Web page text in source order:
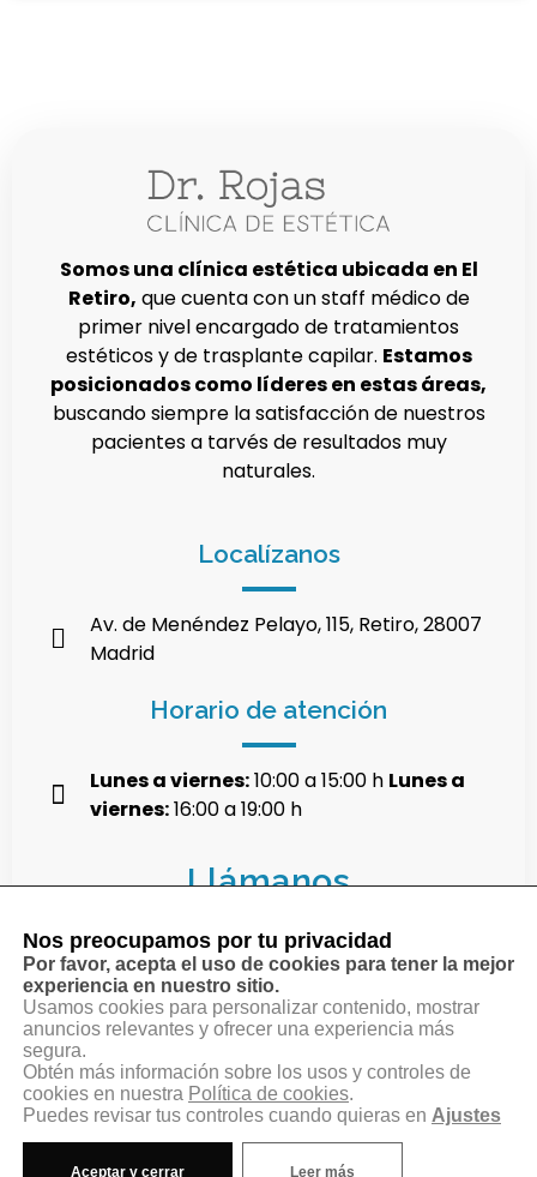
Somos una clínica estética ubicada en El
Retiro, que cuenta con un staff médico de
primer nivel encargado de tratamientos
estéticos y de trasplante capilar. Estamos
posicionados como líderes en estas áreas,
buscando siempre la satisfacción de nuestros
pacientes a tarvés de resultados muy
naturales.
Localízanos
Av. de Menéndez Pelayo, 115, Retiro, 28007
Madrid
Horario de atención
Lunes a viernes:10:00 a 15:00 h Lunes a
viernes:16:00 a 19:00 h
Llámanos
914 68 09 11
630 059 556
Aviso legal
Política de privacidad
Nos preocupamos por tu privacidad
Por favor, acepta el uso de cookies para tener la mejor
experiencia en nuestro sitio.
Usamos cookies para personalizar contenido, mostrar
anuncios relevantes y ofrecer una experiencia más
segura.
Obtén más información sobre los usos y controles de
cookies en nuestra Política de cookies.
Puedes revisar tus controles cuando quieras en Ajustes
Aceptar y cerrar Leer más